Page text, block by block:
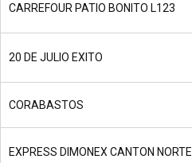
CARREFOUR PATIO BONITO L123
20 DE JULIO EXITO
CORABASTOS
EXPRESS DIMONEX CANTON NORTE